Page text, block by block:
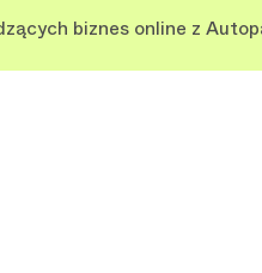
biznes online z